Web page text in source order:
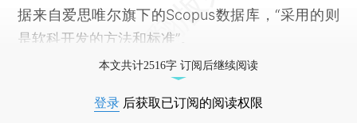
据来自爱思唯尔旗下的Scopus数据库，“采用的则
是软科开发的方法和标准”。
本文共计2516字 订阅后继续阅读
登录 后获取已订阅的阅读权限